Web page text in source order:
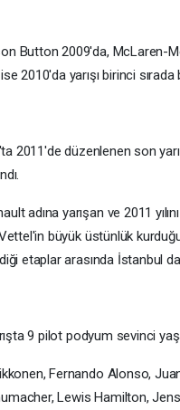
Button 2009'da, McLaren-
2010'da yarışı birinci sırada
2011'de düzenlenen son
adına yarışan ve 2011 yılını
büyük üstünlük
etaplar arasında İstanbul da
9 pilot podyum sevinci
Fernando Alonso,
Lewis Hamilton,